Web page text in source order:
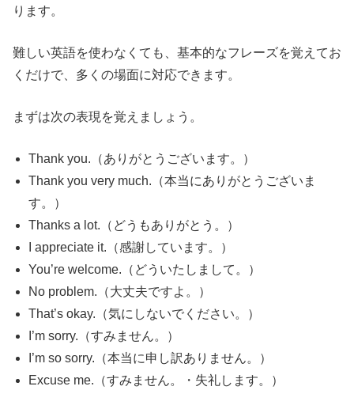
ります。
難しい英語を使わなくても、基本的なフレーズを覚えてお
くだけで、多くの場面に対応できます。
まずは次の表現を覚えましょう。
Thank you.（ありがとうございます。）
Thank you very much.（本当にありがとうございま
す。）
Thanks a lot.（どうもありがとう。）
I appreciate it.（感謝しています。）
You’re welcome.（どういたしまして。）
No problem.（大丈夫ですよ。）
That’s okay.（気にしないでください。）
I’m sorry.（すみません。）
I’m so sorry.（本当に申し訳ありません。）
Excuse me.（すみません。・失礼します。）